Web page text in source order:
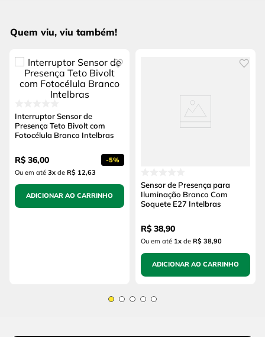
Quem viu, viu também!
Interruptor Sensor de
Presença Teto Bivolt com
Fotocélula Branco Intelbras
R$ 36,00 -5%
Ou em até 3x de R$ 12,63
ADICIONAR AO CARRINHO
Sensor de Presença para
Iluminação Branco Com
Soquete E27 Intelbras
R$ 38,90
Ou em até 1x de R$ 38,90
ADICIONAR AO CARRINHO